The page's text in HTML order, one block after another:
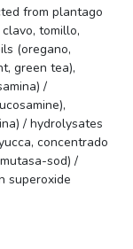
from plantago
tomillo,
(oregano,
green tea),
/
/ hydrolysates
concentrado
sod) /
superoxide